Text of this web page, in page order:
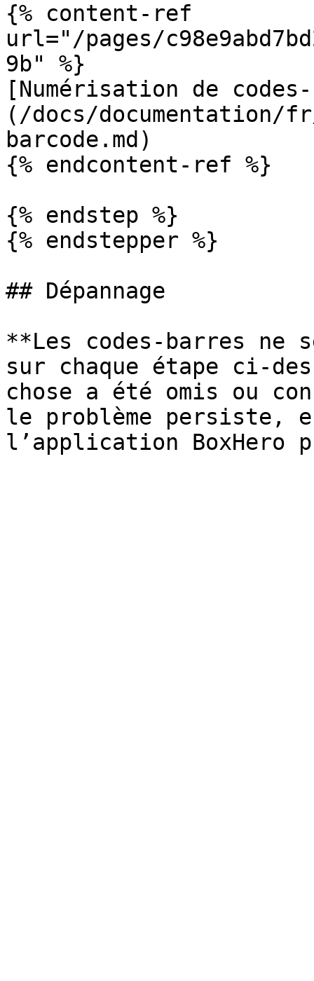
{% content-ref
url="/pages/
9b" %}
[Numérisation de
(/docs/
barcode.md)
{% endcontent-ref %}
{% endstep %}
{% endstepper %}
## Dépannage
**Les codes-barres ne
sur chaque étape ci-
chose a été omis ou
le problème persiste,